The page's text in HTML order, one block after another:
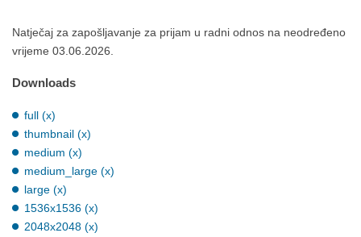
03_06_2026
Natječaj za zapošljavanje za prijam u radni odnos na neodređeno
vrijeme 03.06.2026.
Downloads
full (x)
thumbnail (x)
medium (x)
medium_large (x)
large (x)
1536x1536 (x)
2048x2048 (x)